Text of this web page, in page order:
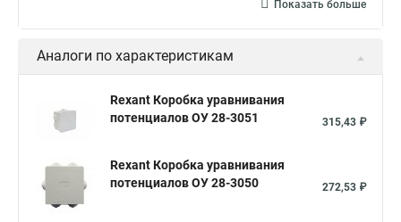
Щит электрический встраиваемый
Коробка телефонная распределительная
Коробка распределительная 10 10
Распределительная коробка для электропроводки
Цена распределительных коробок
Показать больше
Аналоги по характеристикам
Rexant Коробка уравнивания
потенциалов ОУ 28-3051
315,43 ₽
Rexant Коробка уравнивания
потенциалов ОУ 28-3050
272,53 ₽